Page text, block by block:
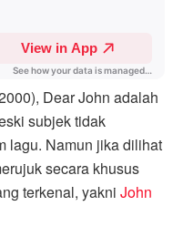
Dear John adalah
subjek tidak
lagu. Namun jika dilihat
secara khusus
terkenal, yakni John